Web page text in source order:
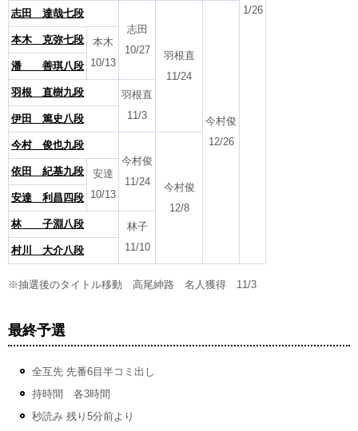
1/26
志田 達哉七段
志田
10/27
羽根直
11/24
今村俊
12/26
本木 克弥七段
本木
10/13
潘 善琪八段
羽根 直樹九段
羽根直
11/3
伊田 篤史八段
今村 俊也九段
今村俊
11/24
今村俊
12/8
依田 紀基九段
安達
10/13
安達 利昌四段
林 子淵八段
林子
11/10
村川 大介八段
※抽選後のタイトル移動 高尾紳路 名人獲得 11/3
最終予選
全互先 先番6目半コミ出し
持時間 各3時間
秒読み 残り5分前より